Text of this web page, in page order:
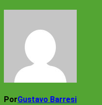
PorGustavo Barresi